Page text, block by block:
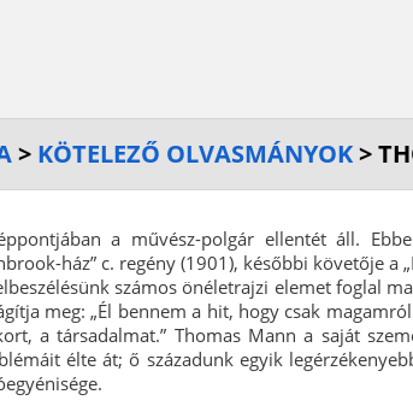
> KÖTELEZŐ OLVASMÁNYOK>
a művész-polgár ellentét áll.
ház” c. regény (1901), későbbi követője a
számos önéletrajzi elemet foglal
meg: „Él bennem a hit, hogy csak
a társadalmat.” Thomas Mann a saját
élte át; ő századunk egyik